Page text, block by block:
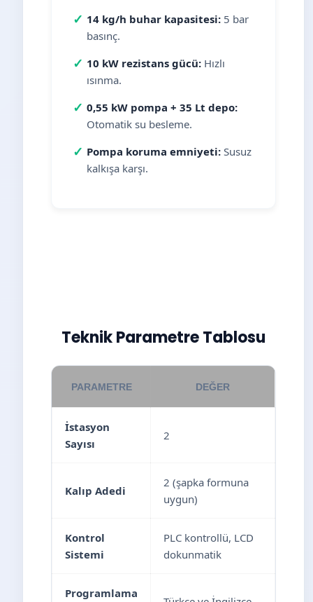
✓ 14 kg/h buhar kapasitesi: 5 bar
basınç.
✓ 10 kW rezistans gücü: Hızlı
ısınma.
✓ 0,55 kW pompa + 35 Lt depo:
Otomatik su besleme.
✓ Pompa koruma emniyeti: Susuz
kalkışa karşı.
Teknik Parametre Tablosu
PARAMETRE DEĞER
İstasyon
Sayısı
2
Kalıp Adedi
2 (şapka formuna
uygun)
Kontrol
Sistemi
PLC kontrollü, LCD
dokunmatik
Programlama